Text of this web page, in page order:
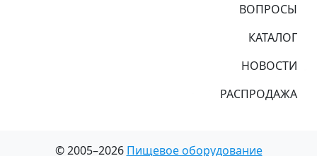
ВОПРОСЫ
КАТАЛОГ
НОВОСТИ
РАСПРОДАЖА
© 2005–2026 Пищевое оборудование